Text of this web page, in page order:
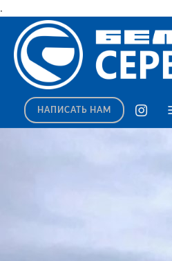
.
НАПИСАТЬ НАМ